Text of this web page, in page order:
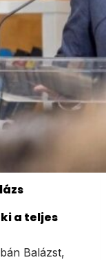
a teljes
Balázst,